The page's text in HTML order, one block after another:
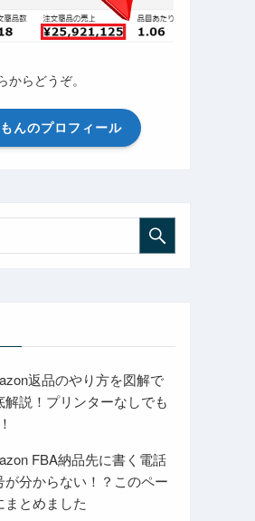
らどうぞ。
んのプロフィール
返品のやり方を図解で
解説！プリンターなしでも
FBA納品先に書く電話
が分からない！？このペー
まとめました